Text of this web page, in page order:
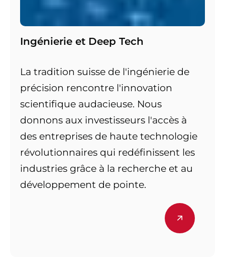
Ingénierie et Deep Tech
La tradition suisse de l'ingénierie de
précision rencontre l'innovation
scientifique audacieuse. Nous
donnons aux investisseurs l'accès à
des entreprises de haute technologie
révolutionnaires qui redéfinissent les
industries grâce à la recherche et au
développement de pointe.